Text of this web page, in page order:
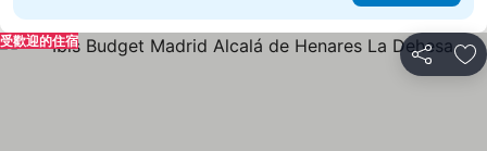
分享 加
受歡迎的住宿